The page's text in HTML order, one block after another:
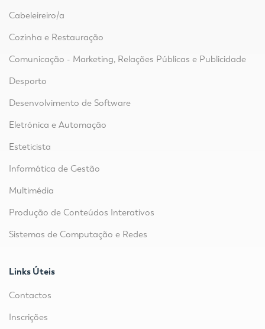
Cabeleireiro/a
Cozinha e Restauração
Comunicação - Marketing, Relações Públicas e Publicidade
Desporto
Desenvolvimento de Software
Eletrónica e Automação
Esteticista
Informática de Gestão
Multimédia
Produção de Conteúdos Interativos
Sistemas de Computação e Redes
Links Úteis
Contactos
Inscrições